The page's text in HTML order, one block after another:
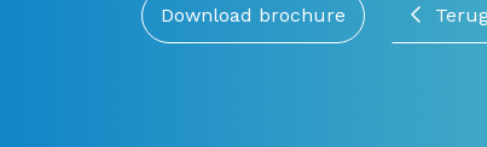
Download brochure